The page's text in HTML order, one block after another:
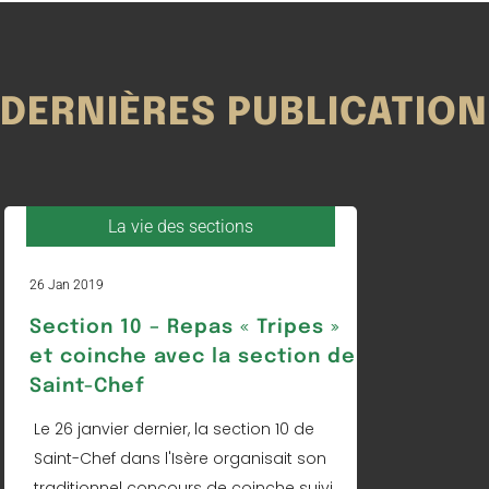
Section 21 Green Brothers - ASSE vs Pau
Section 38 Saint saturnin les avignon -
DERNIÈRES
La vie des sections
26 Jan 2019
Section 10 – Repas « Tripes »
et coinche avec la section de
Saint-Chef
Le 26 janvier dernier, la section 10 de
Saint-Chef dans l'Isère organisait son